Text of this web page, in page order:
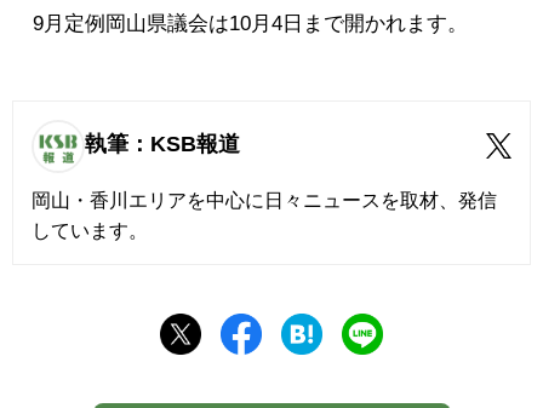
9月定例岡山県議会は10月4日まで開かれます。
執筆：KSB報道
岡山・香川エリアを中心に日々ニュースを取材、発信
しています。